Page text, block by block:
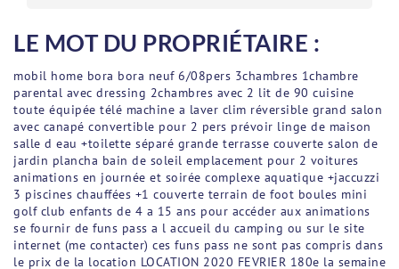
LE MOT DU PROPRIÉTAIRE :
mobil home bora bora neuf 6/08pers 3chambres 1chambre
parental avec dressing 2chambres avec 2 lit de 90 cuisine
toute équipée télé machine a laver clim réversible grand salon
avec canapé convertible pour 2 pers prévoir linge de maison
salle d eau +toilette séparé grande terrasse couverte salon de
jardin plancha bain de soleil emplacement pour 2 voitures
animations en journée et soirée complexe aquatique +jaccuzzi
3 piscines chauffées +1 couverte terrain de foot boules mini
golf club enfants de 4 a 15 ans pour accéder aux animations
se fournir de funs pass a l accueil du camping ou sur le site
internet (me contacter) ces funs pass ne sont pas compris dans
le prix de la location LOCATION 2020 FEVRIER 180e la semaine